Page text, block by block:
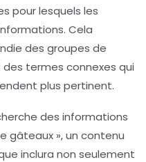
pour lesquels les
Cela
des groupes de
termes connexes qui
plus pertinent.
des informations
gâteaux », un contenu
inclura non seulement